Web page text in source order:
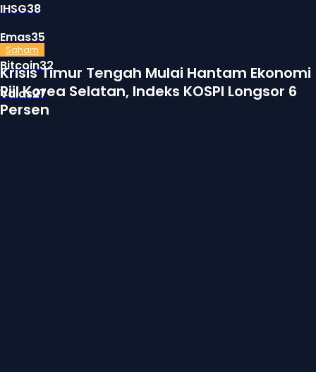
Saham
Krisis Timur Tengah Mulai Hantam Ekonomi
Riil Korea Selatan, Indeks KOSPI Longsor 6
Persen
IHSG38
Emas35
Bitcoin32
Valas27